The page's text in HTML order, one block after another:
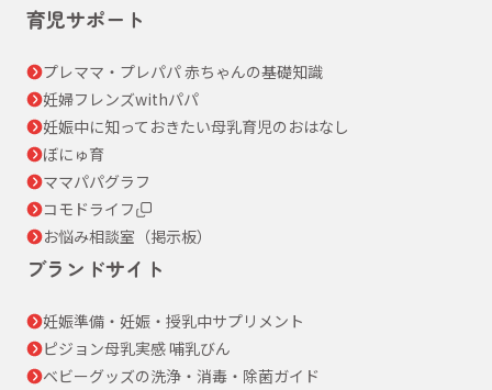
育児サポート
プレママ・プレパパ 赤ちゃんの基礎知識
妊婦フレンズwithパパ
妊娠中に知っておきたい母乳育児のおはなし
ぼにゅ育
ママパパグラフ
コモドライフ
お悩み相談室（掲示板）
ブランドサイト
妊娠準備・妊娠・授乳中サプリメント
ピジョン母乳実感 哺乳びん
ベビーグッズの洗浄・消毒・除菌ガイド